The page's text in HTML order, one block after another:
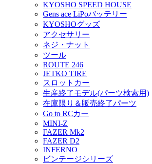
KYOSHO SPEED HOUSE
Gens ace LiPoバッテリー
KYOSHOグッズ
アクセサリー
ネジ・ナット
ツール
ROUTE 246
JETKO TIRE
スロットカー
生産終了モデル(パーツ検索用)
在庫限り＆販売終了パーツ
Go to RCカー
MINI-Z
FAZER Mk2
FAZER D2
INFERNO
ビンテージシリーズ